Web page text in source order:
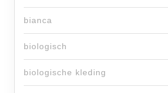
bianca
biologisch
biologische kleding